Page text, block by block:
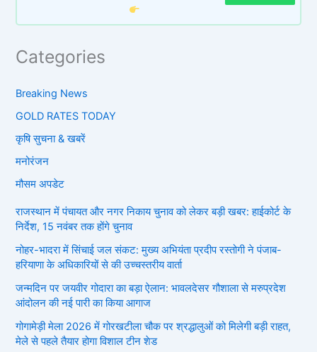
Categories
Breaking News
GOLD RATES TODAY
कृषि सुचना & खबरें
मनोरंजन
मौसम अपडेट
राजस्थान में पंचायत और नगर निकाय चुनाव को लेकर बड़ी खबर: हाईकोर्ट के
निर्देश, 15 नवंबर तक होंगे चुनाव
नोहर-भादरा में सिंचाई जल संकट: मुख्य अभियंता प्रदीप रस्तोगी ने पंजाब-
हरियाणा के अधिकारियों से की उच्चस्तरीय वार्ता
जन्मदिन पर जयवीर गोदारा का बड़ा ऐलान: भावलदेसर गौशाला से मरुप्रदेश
आंदोलन की नई पारी का किया आगाज
गोगामेड़ी मेला 2026 में गोरखटीला चौक पर श्रद्धालुओं को मिलेगी बड़ी राहत,
मेले से पहले तैयार होगा विशाल टीन शेड